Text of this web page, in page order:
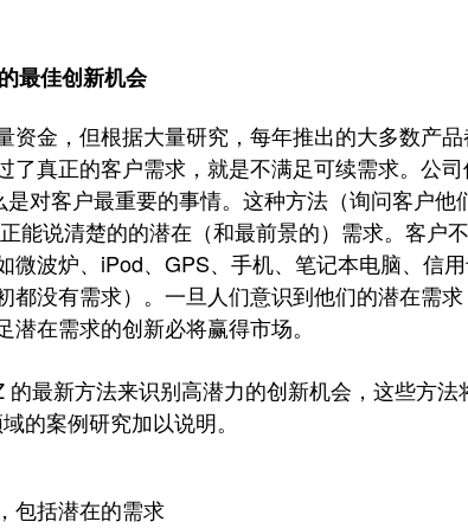
最佳创新机会
资金，但根据大量研究，每年推出的大多数产
了真正的客户需求，就是不满足可续需求。 公
对客户最重要的事情。 这种方法（询问客户他
能说清楚的的潜在（和最前景的）需求。 客户
微波炉、iPod、GPS、手机、笔记本电脑、信
没有需求）。 一旦人们意识到他们的潜在需
潜在需求的创新必将赢得市场。
最新方法来识别高潜力的创新机会， 这些方法
的案例研究加以说明。
包括潜在的需求